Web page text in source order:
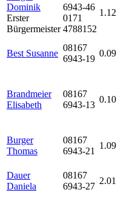
Dominik
Erster
Bürgermeister
6943-46
0171
4788152
1.12
Best Susanne
08167
6943-19
0.09
Brandmeier
Elisabeth
08167
6943-13
0.10
Burger
Thomas
08167
6943-21
1.09
Dauer
Daniela
08167
6943-27
2.01